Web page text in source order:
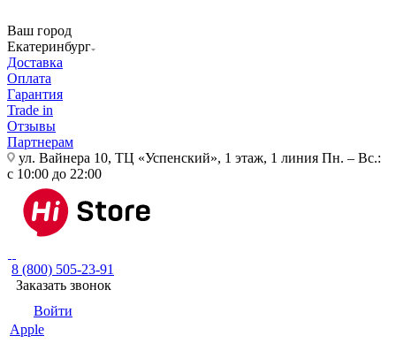
Ваш город
Екатеринбург
Доставка
Оплата
Гарантия
Trade in
Отзывы
Партнерам
ул. Вайнера 10, ТЦ «Успенский», 1 этаж, 1 линия Пн. – Вс.:
с 10:00 до 22:00
8 (800) 505-23-91
Заказать звонок
Войти
Apple